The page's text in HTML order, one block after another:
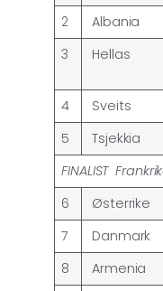
2 Albania
3
Hellas
4 Sveits
5
Tsjekkia
FINALIST
6
Østerrike
7
Danmark
8
Armenia